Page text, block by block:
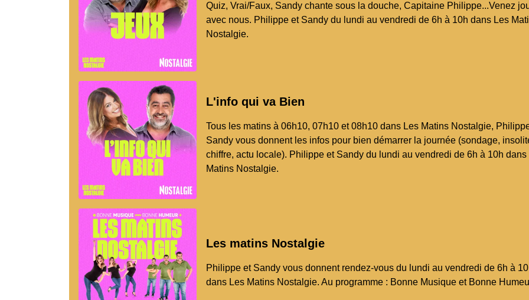
Quiz, Vrai/Faux, Sandy chante sous la douche, Capitaine Philippe...Venez
avec nous. Philippe et Sandy du lundi au vendredi de 6h à 10h dans Les
Nostalgie.
L'info qui va Bien
Tous les matins à 06h10, 07h10 et 08h10 dans Les Matins Nostalgie,
Sandy vous donnent les infos pour bien démarrer la journée (sondage,
chiffre, actu locale). Philippe et Sandy du lundi au vendredi de 6h à 10h dans
Matins Nostalgie.
Les matins Nostalgie
Philippe et Sandy vous donnent rendez-vous du lundi au vendredi de 6h à
dans Les Matins Nostalgie. Au programme : Bonne Musique et Bonne